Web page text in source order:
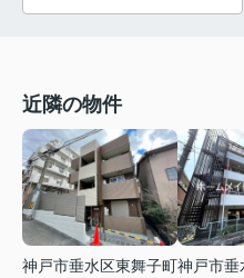
近隣の物件
神戸市垂水区東舞子町神戸市垂